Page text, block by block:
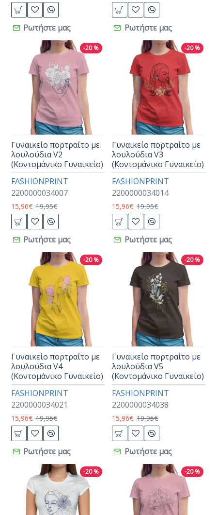
Ρωτήστε μας Ρωτήστε μας
-20 %
FASHIONPRINT
2200000034007
Γυναικείο πορτραίτο με
λουλούδια V2
(Κοντομάνικο Γυναικείο)
15,96€ 19,95€
Ρωτήστε μας
-20 %
FASHIONPRINT
2200000034014
Γυναικείο πορτραίτο με
λουλούδια V3
(Κοντομάνικο Γυναικείο)
15,96€ 19,95€
Ρωτήστε μας
-20 %
FASHIONPRINT
2200000034021
Γυναικείο πορτραίτο με
λουλούδια V4
(Κοντομάνικο Γυναικείο)
15,96€ 19,95€
Ρωτήστε μας
-20 %
FASHIONPRINT
2200000034038
Γυναικείο πορτραίτο με
λουλούδια V5
(Κοντομάνικο Γυναικείο)
15,96€ 19,95€
Ρωτήστε μας
-20 % -20 %